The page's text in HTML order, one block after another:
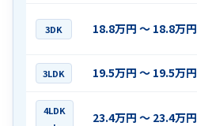
3DK 18.8万円 〜 18.8万円
3LDK 19.5万円 〜 19.5万円
4LDK
23.4万円 〜 23.4万円